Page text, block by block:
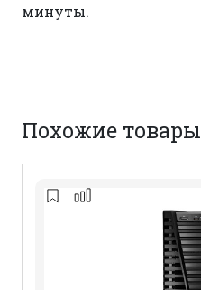
минуты.
Похожие товары